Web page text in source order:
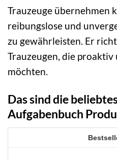
Trauzeuge übernehmen
reibungslose und
zu gewährleisten. Er
Trauzeugen, die
möchten.
Das sind die
Aufgabenbuch